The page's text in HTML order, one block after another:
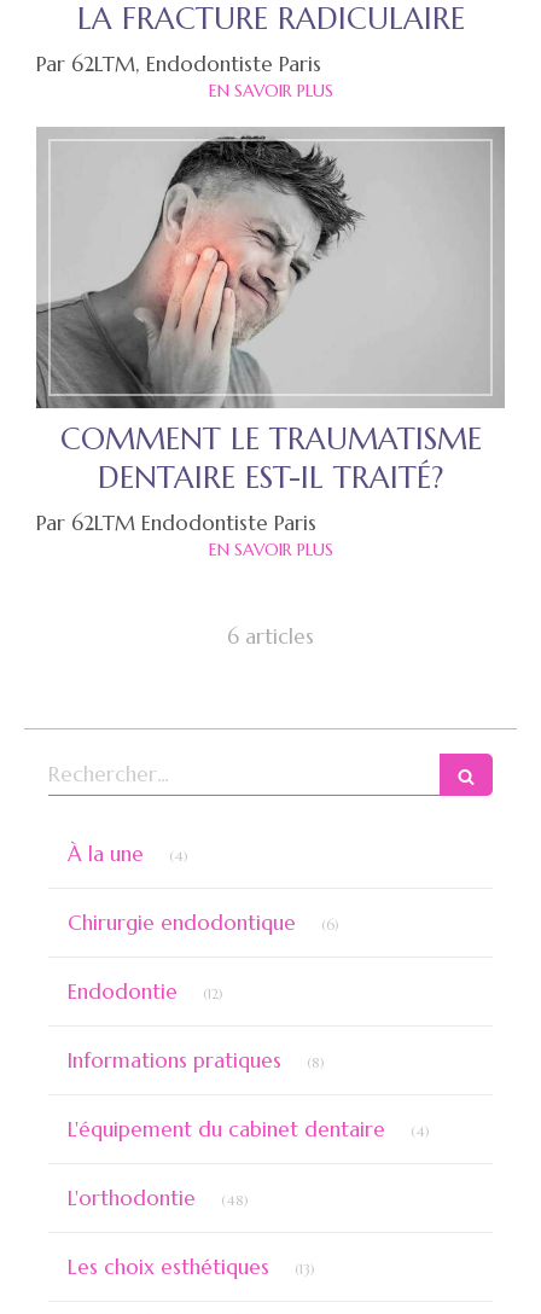
LA FRACTURE RADICULAIRE
Par 62LTM, Endodontiste Paris
EN SAVOIR PLUS
COMMENT LE TRAUMATISME
DENTAIRE EST-IL TRAITÉ?
Par 62LTM Endodontiste Paris
EN SAVOIR PLUS
6 articles
Rechercher
À la une (4)
Chirurgie endodontique (6)
Endodontie (12)
Informations pratiques (8)
L'équipement du cabinet dentaire (4)
L'orthodontie (48)
Les choix esthétiques (13)